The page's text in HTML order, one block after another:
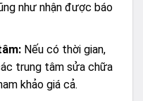
như nhận được báo
Nếu có thời gian,
trung tâm sửa chữa
khảo giá cả.